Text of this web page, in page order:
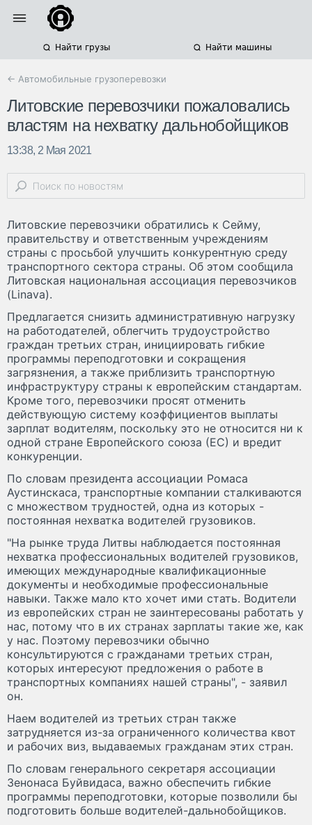
Найти грузы Найти машины
← Автомобильные грузоперевозки
Литовские перевозчики пожаловались
властям на нехватку дальнобойщиков
13:38, 2 Мая 2021
Литовские перевозчики обратились к Сейму,
правительству и ответственным учреждениям
страны с просьбой улучшить конкурентную среду
транспортного сектора страны. Об этом сообщила
Литовская национальная ассоциация перевозчиков
(Linava).
Предлагается снизить административную нагрузку
на работодателей, облегчить трудоустройство
граждан третьих стран, инициировать гибкие
программы переподготовки и сокращения
загрязнения, а также приблизить транспортную
инфраструктуру страны к европейским стандартам.
Кроме того, перевозчики просят отменить
действующую систему коэффициентов выплаты
зарплат водителям, поскольку это не относится ни к
одной стране Европейского союза (ЕС) и вредит
конкуренции.
По словам президента ассоциации Ромаса
Аустинскаса, транспортные компании сталкиваются
с множеством трудностей, одна из которых -
постоянная нехватка водителей грузовиков.
"На рынке труда Литвы наблюдается постоянная
нехватка профессиональных водителей грузовиков,
имеющих международные квалификационные
документы и необходимые профессиональные
навыки. Также мало кто хочет ими стать. Водители
из европейских стран не заинтересованы работать у
нас, потому что в их странах зарплаты такие же, как
у нас. Поэтому перевозчики обычно
консультируются с гражданами третьих стран,
которых интересуют предложения о работе в
транспортных компаниях нашей страны", - заявил
он.
Наем водителей из третьих стран также
затрудняется из-за ограниченного количества квот
и рабочих виз, выдаваемых гражданам этих стран.
По словам генерального секретаря ассоциации
Зенонаса Буйвидаса, важно обеспечить гибкие
программы переподготовки, которые позволили бы
подготовить больше водителей-дальнобойщиков.